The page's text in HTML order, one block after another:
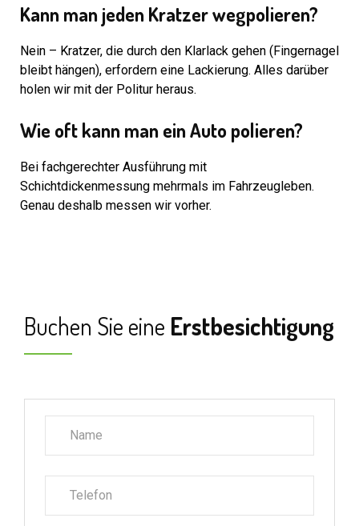
Kann man jeden Kratzer wegpolieren?
Nein – Kratzer, die durch den Klarlack gehen (Fingernagel
bleibt hängen), erfordern eine Lackierung. Alles darüber
holen wir mit der Politur heraus.
Wie oft kann man ein Auto polieren?
Bei fachgerechter Ausführung mit
Schichtdickenmessung mehrmals im Fahrzeugleben.
Genau deshalb messen wir vorher.
Buchen Sie eine Erstbesichtigung